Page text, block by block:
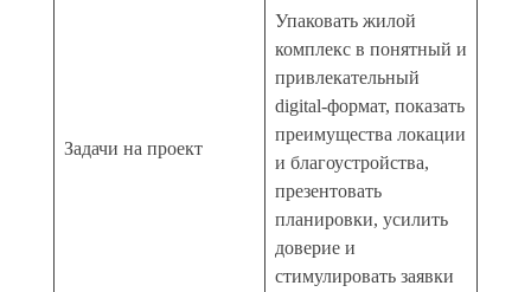
Задачи на проект
Упаковать жилой
комплекс в понятный и
привлекательный
digital-формат, показать
преимущества локации
и благоустройства,
презентовать
планировки, усилить
доверие и
стимулировать заявки